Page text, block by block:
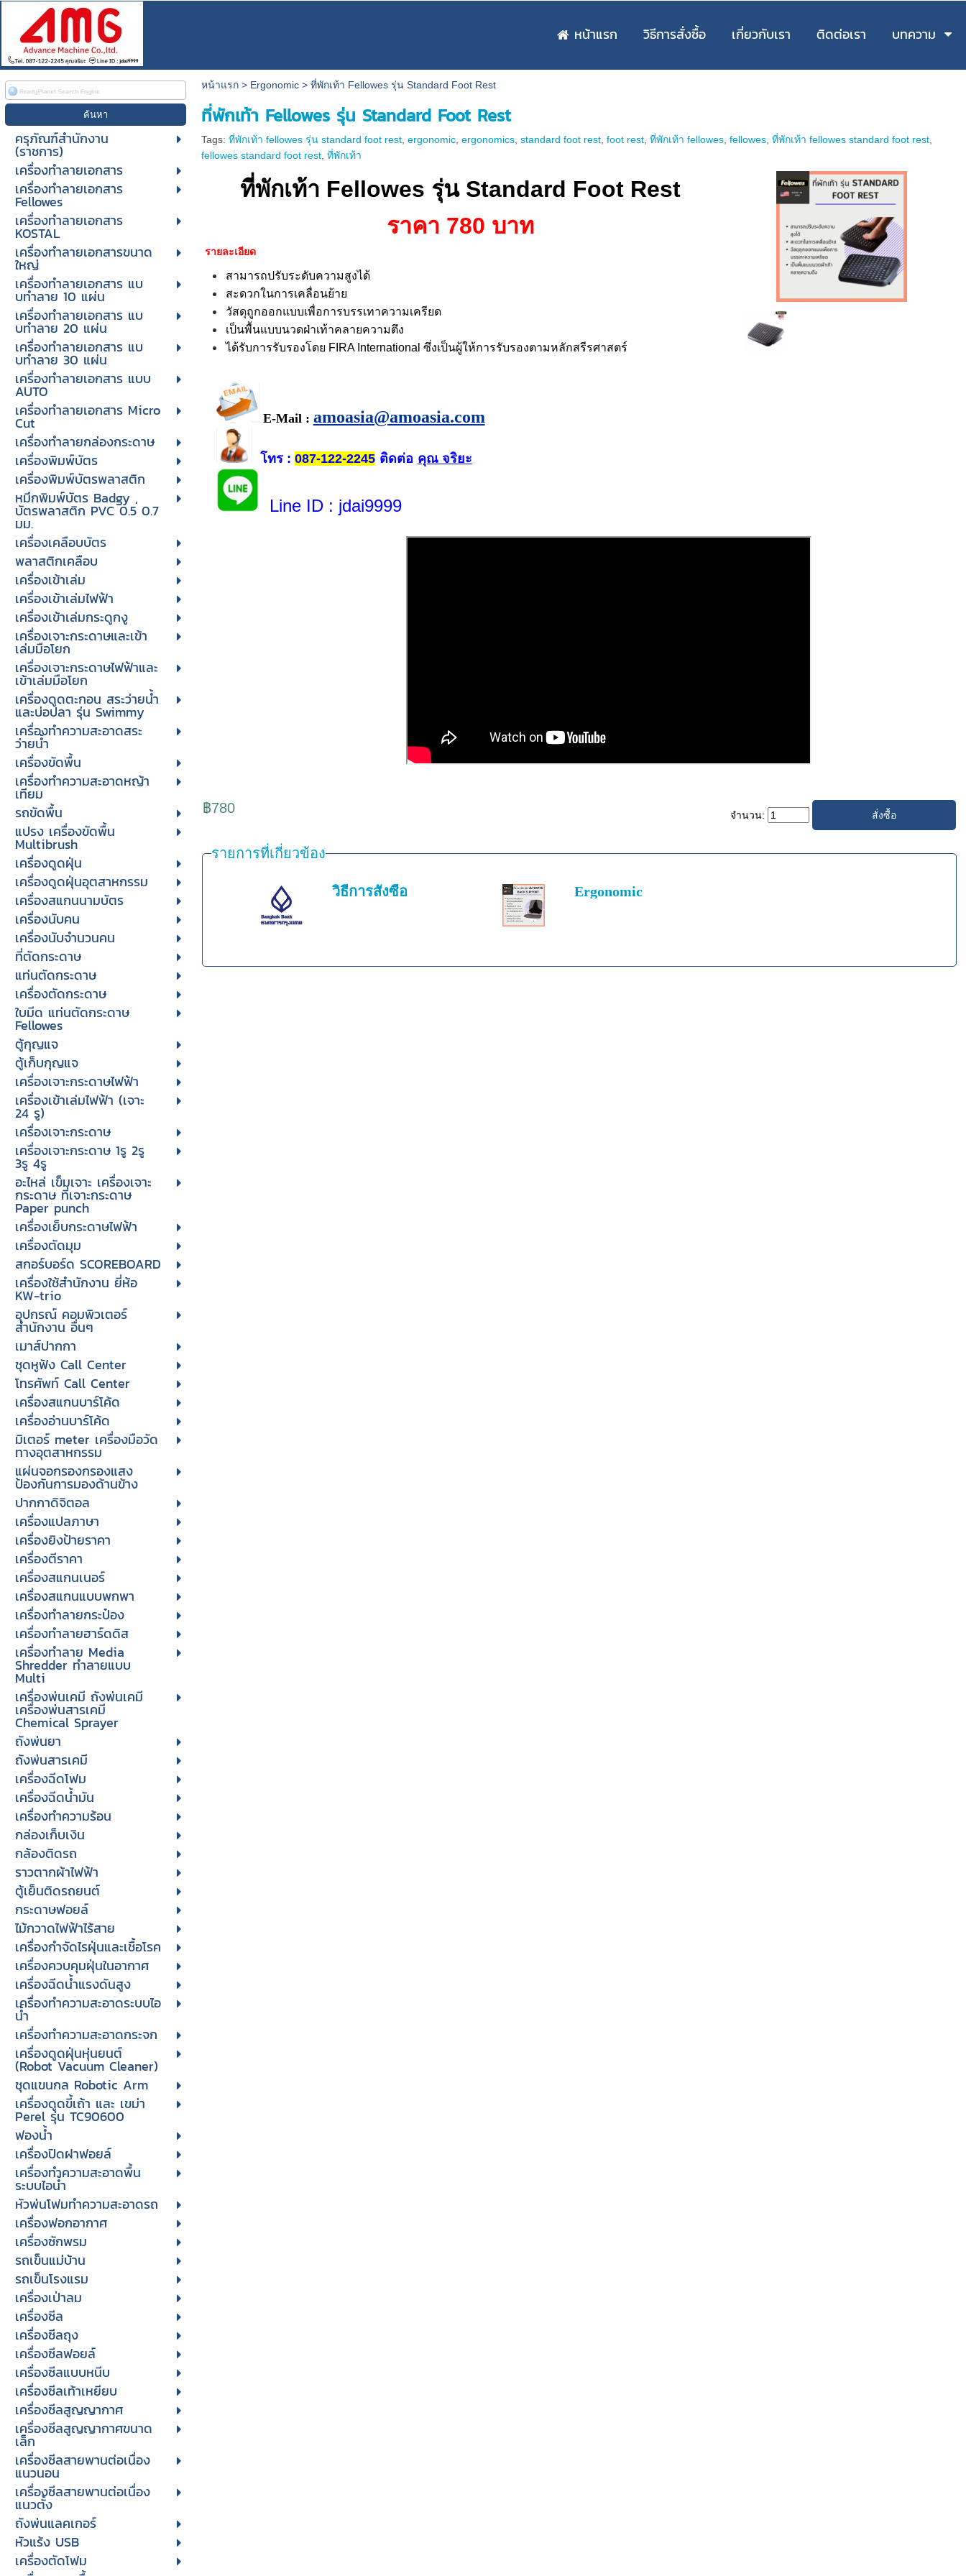
หน้าแรก วิธีการสั่งซื้อ เกี่ยวกับเรา ติดต่อเรา บทความ
ครุภัณฑ์สำนักงาน
(ราชการ)
เครื่องทำลายเอกสาร
เครื่องทำลายเอกสาร
Fellowes
เครื่องทำลายเอกสาร
KOSTAL
เครื่องทำลายเอกสารขนาด
ใหญ่
เครื่องทําลายเอกสาร แบ
บทําลาย 10 แผ่น
เครื่องทําลายเอกสาร แบ
บทําลาย 20 แผ่น
เครื่องทําลายเอกสาร แบ
บทําลาย 30 แผ่น
เครื่องทำลายเอกสาร แบบ
AUTO
เครื่องทำลายเอกสาร Micro
Cut
เครื่องทำลายกล่องกระดาษ
เครื่องพิมพ์บัตร
เครื่องพิมพ์บัตรพลาสติก
หมึกพิมพ์บัตร Badgy ,
บัตรพลาสติก PVC 0.5 0.7
มม.
เครื่องเคลือบบัตร
พลาสติกเคลือบ
เครื่องเข้าเล่ม
เครื่องเข้าเล่มไฟฟ้า
เครื่องเข้าเล่มกระดูกงู
เครื่องเจาะกระดาษและเข้า
เล่มมือโยก
เครื่องเจาะกระดาษไฟฟ้าและ
เข้าเล่มมือโยก
เครื่องดูดตะกอน สระว่ายน้ำ
และบ่อปลา รุ่น Swimmy
เครื่องทำความสะอาดสระ
ว่ายน้ำ
เครื่องขัดพื้น
เครื่องทำความสะอาดหญ้า
เทียม
รถขัดพื้น
แปรง เครื่องขัดพื้น
Multibrush
เครื่องดูดฝุ่น
เครื่องดูดฝุ่นอุตสาหกรรม
เครื่องสแกนนามบัตร
เครื่องนับคน
เครื่องนับจํานวนคน
ที่ตัดกระดาษ
แท่นตัดกระดาษ
เครื่องตัดกระดาษ
ใบมีด แท่นตัดกระดาษ
Fellowes
ตู้กุญแจ
ตู้เก็บกุญแจ
เครื่องเจาะกระดาษไฟฟ้า
เครื่องเข้าเล่มไฟฟ้า (เจาะ
24 รู)
เครื่องเจาะกระดาษ
เครื่องเจาะกระดาษ 1รู 2รู
3รู 4รู
อะไหล่ เข็มเจาะ เครื่องเจาะ
กระดาษ ที่เจาะกระดาษ
Paper punch
เครื่องเย็บกระดาษไฟฟ้า
เครื่องตัดมุม
สกอร์บอร์ด SCOREBOARD
เครื่องใช้สำนักงาน ยี่ห้อ
KW-trio
อุปกรณ์ คอมพิวเตอร์
สำนักงาน อื่นๆ
เมาส์ปากกา
ชุดหูฟัง Call Center
โทรศัพท์ Call Center
เครื่องสแกนบาร์โค้ด
เครื่องอ่านบาร์โค้ด
มิเตอร์ meter เครื่องมือวัด
ทางอุตสาหกรรม
แผ่นจอกรองกรองแสง
ป้องกันการมองด้านข้าง
ปากกาดิจิตอล
เครื่องแปลภาษา
เครื่องยิงป้ายราคา
เครื่องตีราคา
เครื่องสแกนเนอร์
เครื่องสแกนแบบพกพา
เครื่องทำลายกระป๋อง
เครื่องทำลายฮาร์ดดิส
เครื่องทำลาย Media
Shredder ทำลายแบบ
Multi
เครื่องพ่นเคมี ถังพ่นเคมี
เครื่องพ่นสารเคมี
Chemical Sprayer
ถังพ่นยา
ถังพ่นสารเคมี
เครื่องฉีดโฟม
เครื่องฉีดน้ำมัน
เครื่องทำความร้อน
กล่องเก็บเงิน
กล้องติดรถ
ราวตากผ้าไฟฟ้า
ตู้เย็นติดรถยนต์
กระดาษฟอยล์
ไม้กวาดไฟฟ้าไร้สาย
เครื่องกำจัดไรฝุ่นและเชื้อโรค
เครื่องควบคุมฝุ่นในอากาศ
เครื่องฉีดน้ำแรงดันสูง
เครื่องทำความสะอาดระบบไอ
น้ำ
เครื่องทำความสะอาดกระจก
เครื่องดูดฝุ่นหุ่นยนต์
(Robot Vacuum Cleaner)
ชุดแขนกล Robotic Arm
เครื่องดูดขี้เถ้า และ เขม่า
Perel รุ่น TC90600
ฟองน้ำ
เครื่องปิดฝาฟอยล์
เครื่องทำความสะอาดพื้น
ระบบไอน้ำ
หัวพ่นโฟมทำความสะอาดรถ
เครื่องฟอกอากาศ
เครื่องซักพรม
รถเข็นแม่บ้าน
รถเข็นโรงแรม
เครื่องเป่าลม
เครื่องซีล
เครื่องซีลถุง
เครื่องซีลฟอยล์
เครื่องซีลแบบหนีบ
เครื่องซีลเท้าเหยียบ
เครื่องซีลสูญญากาศ
เครื่องซีลสูญญากาศขนาด
เล็ก
เครื่องซีลสายพานต่อเนื่อง
แนวนอน
เครื่องซีลสายพานต่อเนื่อง
แนวตั้ง
ถังพ่นแลคเกอร์
หัวแร้ง USB
เครื่องตัดโฟม
หน้าแรก> Ergonomic> ที่พักเท้า Fellowes รุ่น Standard Foot Rest
ที่พักเท้า Fellowes รุ่น Standard Foot Rest
Tags:ที่พักเท้า fellowes รุ่น standard foot rest ,ergonomic ,ergonomics ,standard foot rest ,foot rest ,ที่พักเท้า fellowes ,fellowes ,ที่พักเท้า fellowes standard foot rest
fellowes standard foot rest ,ที่พักเท้า
ที่พักเท้า Fellowes รุ่น Standard Foot Rest
ราคา 780 บาท
รายละเอียด
สามารถปรับระดับความสูงได้
สะดวกในการเคลื่อนย้าย
วัสดุถูกออกแบบเพื่อการบรรเทาความเครียด
เป็นพื้นแบบนวดฝ่าเท้าคลายความตึง
ได้รับการรับรองโดย FIRA International ซึ่งเป็นผู้ให้การรับรองตามหลักสรีรศาสตร์
E-Mail : amoasia@amoasia.com
โทร: 087-122-2245ติดต่อ คุณ จริยะ
Line ID : jdai9999
฿780 จำนวน:
รายการที่เกี่ยวข้อง
วิธีการสั่งซื้อ Ergonomic